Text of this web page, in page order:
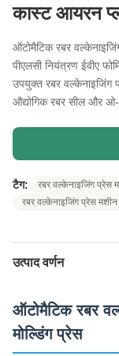
कास्ट आयरन
ऑटोमैटिक रबर
पीएलसी नियंत्रण ईवीए
उपयुक्त रबर वल्केनाइजिंग
औद्योगिक रबर सील और
टैग: रबर वल्केनाइजिंग प्रेस
रबर वल्केनाइजिंग प्रेस
उत्पाद वर्णन
ऑटोमैटिक रबर
मोल्डिंग प्रेस